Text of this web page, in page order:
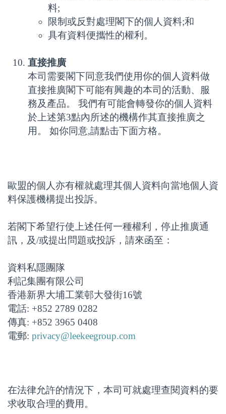
料;
限制或反對處理閣下的個人資料;和
具有資料便攜性的權利。
直接推廣
本司需要閣下同意我們使用你的個人資料做
直接推廣閣下可能有興趣的本司的活動、服
務及產品。 我們有可能會轉發你的個人資料
於上述第3點內所述的機構作其直接推廣之
用。 如你同意,請點击下面方格。
歐盟的個人亦有權就處理其個人資料向當地個人資
料保護機構提出投訴。
若閣下希望行使上述任何一種權利，停止推廣通
訊，及/或提出問題或投訴，請來函至：
資料私隱團隊
利記集團有限公司
香港新界大埔工業邨大發街16號
電話: +852 2789 0282
傳真: +852 3965 0408
電郵: privacy@leekeegroup.com
在法律允許的情況下，本司可就處理查閱資料的要
求收取合理的費用。